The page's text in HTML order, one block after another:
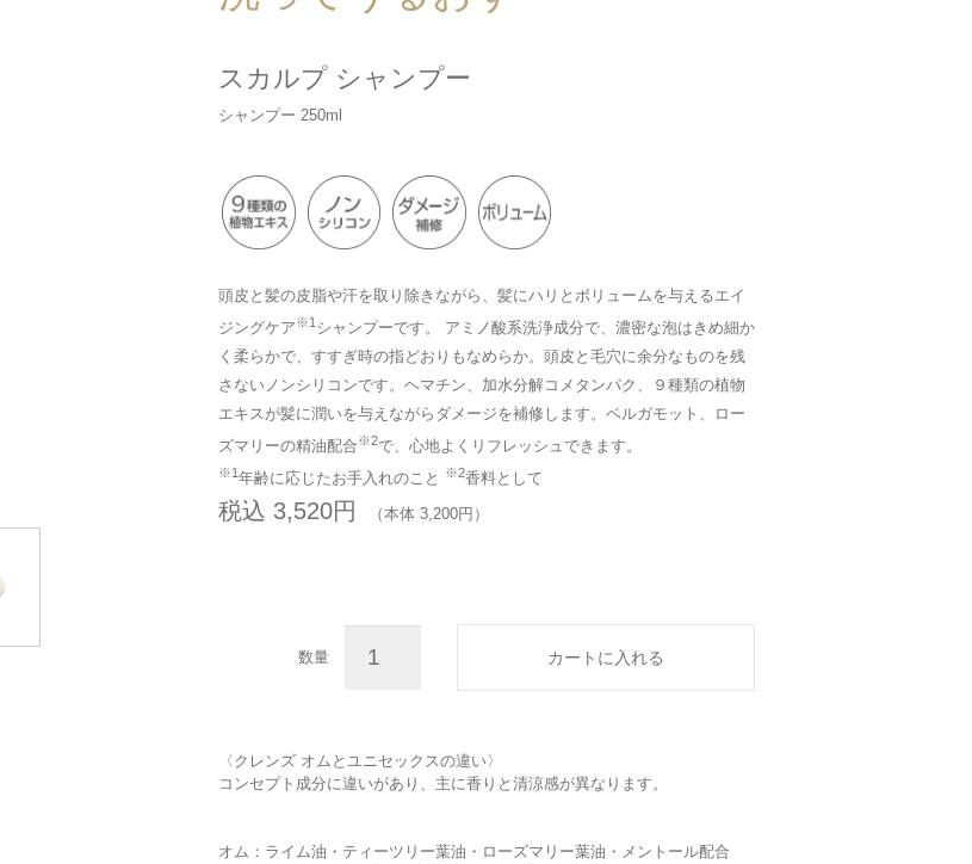
スカルプ シャンプー
シャンプー 250ml
頭皮と髪の皮脂や汗を取り除きながら、髪にハリとボリュームを与えるエイ
ジングケア※1 シャンプーです。 アミノ酸系洗浄成分で、濃密な泡はきめ細か
く柔らかで、すすぎ時の指どおりもなめらか。頭皮と毛穴に余分なものを残
さないノンシリコンです。ヘマチン、加水分解コメタンパク、９種類の植物
エキスが髪に潤いを与えながらダメージを補修します。ベルガモット、ロー
ズマリーの精油配合※2で、心地よくリフレッシュできます。
※1年齢に応じたお手入れのこと ※2香料として
税込 3,520円 （本体 3,200円）
〈クレンズ オムとユニセックスの違い〉
コンセプト成分に違いがあり、主に香りと清涼感が異なります。
オム：ライム油・ティーツリー葉油・ローズマリー葉油・メントール配合